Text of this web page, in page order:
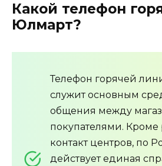
Какой телефон
Юлмарт?
Телефон горячей
служит основным
общения между
покупателями. Кроме
контакт центров, по
действует единая